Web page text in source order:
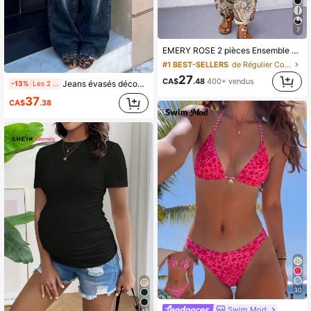
-13% Les 2 derniers jours Jeans évasés décontractés à poches avec boutons frontaux pour femmes
CA$37.38
7
EMERY ROSE 2 pièces Ensemble Top à manches courtes et épaules dénudées et pantalon ample et confortable, tenue imprimée grande taille
#1 BEST-SELLERS
de Régulier Coordonnées grande taille
CA$27.48 400+ vendus
30
#1 BEST-SELLERS
de Tissu Vêtements de plage pour femmes